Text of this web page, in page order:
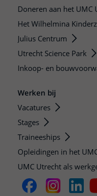
Doneren aan het UMC
Het Wilhelmina
Julius Centrum
Utrecht Science Park
Inkoop- en
Werken bij
Vacatures
Stages
Traineeships
Opleidingen in het
UMC Utrecht als